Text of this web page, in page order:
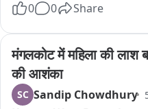
ડાંગના સાહસિક યુવક ભોવાન
કઠિન ચઢાણમાં 10
સર કરી શક્યા
0 0 Share
मंगलकोट में महिला की लाश
की आशंका
SC Sandip Chowdhury